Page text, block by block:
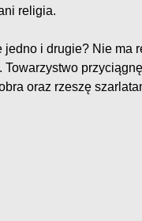
religia.
i drugie? Nie ma
oraz rzeszę